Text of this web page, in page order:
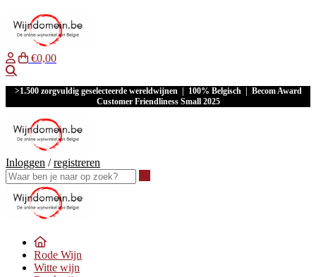
€0,00
>1.500 zorgvuldig geselecteerde wereldwijnen | 100% Belgisch | Becom Award
Customer Friendliness Small 2025
Inloggen /registreren
Rode Wijn
Witte wijn